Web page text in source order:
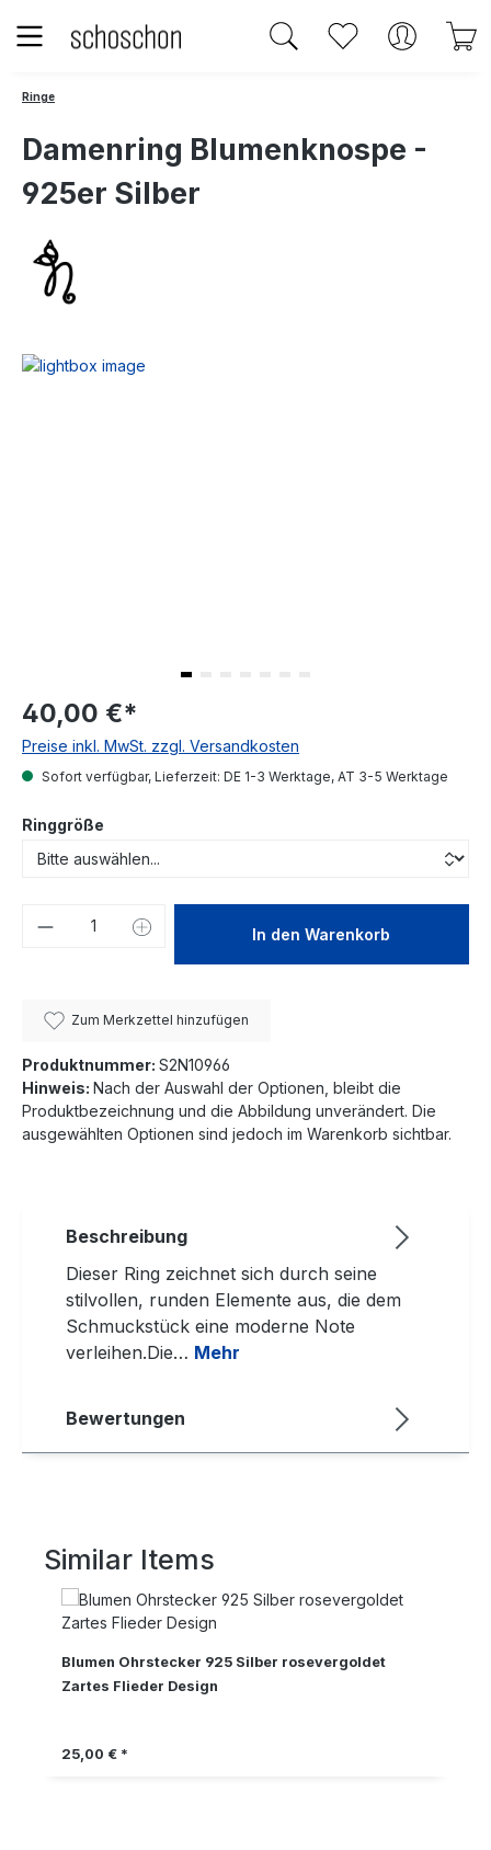
Zum Hauptinhalt springen Du hast 0
Ringe
Damenring Blumenknospe -
925er Silber
40,00 €*
Preise inkl. MwSt. zzgl. Versandkosten
Sofort verfügbar, Lieferzeit: DE 1-3 Werktage, AT 3-5 Werktage
Ringgröße
Produkt Anzahl: Gib denIn den Warenkorb
Zum Merkzettel hinzufügen
Produktnummer: S2N10966
Hinweis: Nach der Auswahl der Optionen, bleibt die
Produktbezeichnung und die Abbildung unverändert. Die
ausgewählten Optionen sind jedoch im Warenkorb sichtbar.
Beschreibung
Dieser Ring zeichnet sich durch seine
stilvollen, runden Elemente aus, die dem
Schmuckstück eine moderne Note
verleihen.Die… Mehr
Bewertungen
Produktgalerie überspringen
Similar Items
Blumen Ohrstecker 925 Silber rosevergoldet
Zartes Flieder Design
Regulärer Preis:
25,00 € *